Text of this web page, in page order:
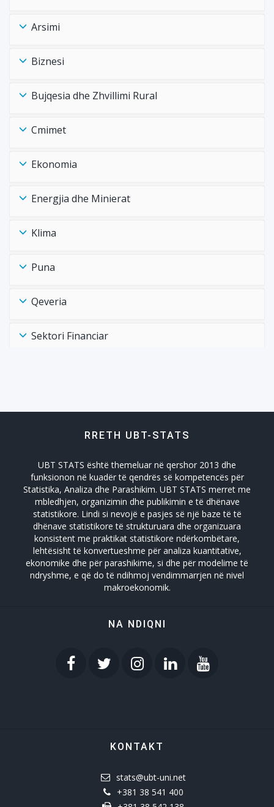
Arsimi
Biznesi
Bujqesia dhe Zhvillimi Rural
Cmimet
Ekonomia
Energjia dhe Minierat
Klima
Puna
Qeveria
Sektori Financiar
Zhvillimi Social Social Developmet
RRETH UBT-STATS
UBT STATS është themeluar në qershor 2013 dhe
funksionon në kuadër të qendrës së kompetencës për
Statistika, Analiza dhe Parashikim. UBT STATS merret me
mbledhjen, organizimin dhe publikimin e të dhënave
statistikore. Lindi si nevojë e pasjes së një baze të të
dhënave statistikore të strukturuara dhe organizuara
konsistent me praktikat statistikore ndërkombëtare,
lehtësisht të konvertueshme për analiza kuantitative,
ekonomike dhe për parashikime, si dhe për modelime të
ndryshme, e që do të ndihmoj vendimmarrjen në nivel
makroekonomik.
NA NDIQNI
KONTAKT
stats@ubt-uni.net
+381 38 541 400